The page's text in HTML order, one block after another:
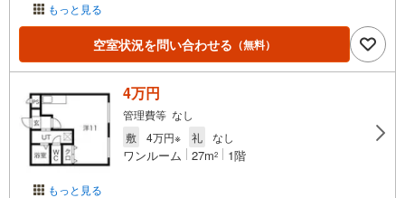
もっと見る
空室状況を問い合わせる （無料）
もっと見る
4万円
管理費等 なし
敷
4万円※ 礼 なし
ワンルーム 27m2 1階